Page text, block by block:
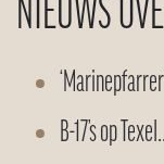
NIEUWS
B-17’s op